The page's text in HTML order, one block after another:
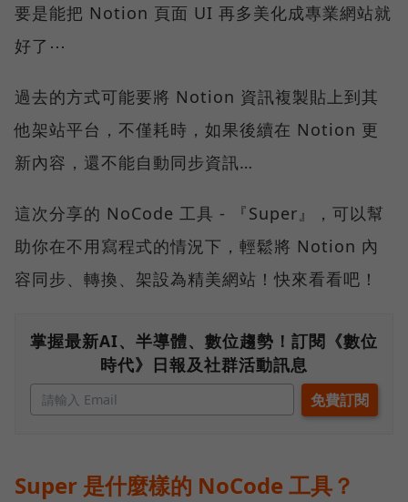
要是能把 Notion 頁面 UI 再多美化成專業網站就
好了⋯
過去的方式可能要將 Notion 資訊複製貼上到其
他架站平台，不僅耗時，如果後續在 Notion 更
新內容，還不能自動同步資訊…
這次分享的 NoCode 工具 - 『Super』，可以幫
助你在不用寫程式的情況下，輕鬆將 Notion 內
容同步、轉換、架設為精美網站！快來看看吧！
掌握最新AI、半導體、數位趨勢！訂閱《數位
時代》日報及社群活動訊息
Super 是什麼樣的 NoCode 工具？